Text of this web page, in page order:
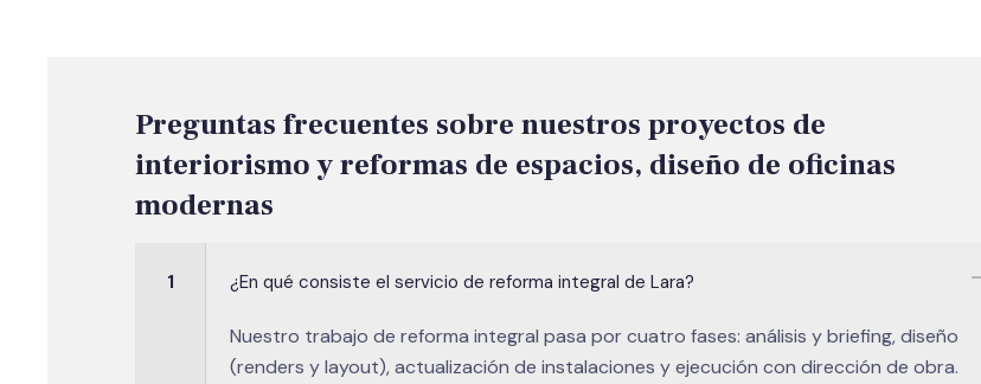
Preguntas frecuentes sobre nuestros proyectos de
interiorismo y reformas de espacios, diseño de oficinas
modernas
1 ¿En qué consiste el servicio de reforma integral de Lara?
Nuestro trabajo de reforma integral pasa por cuatro fases: análisis y briefing, diseño
(renders y layout), actualización de instalaciones y ejecución con dirección de obra.